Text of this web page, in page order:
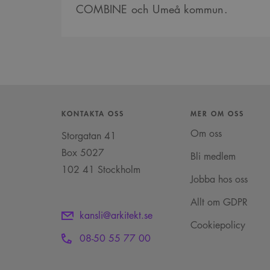
COMBINE och Umeå kommun.
KONTAKTA OSS
Storgatan 41
Box 5027
102 41 Stockholm
kansli@arkitekt.se
08-50 55 77 00
MER OM OSS
Om oss
Bli medlem
Jobba hos oss
Allt om GDPR
Cookiepolicy